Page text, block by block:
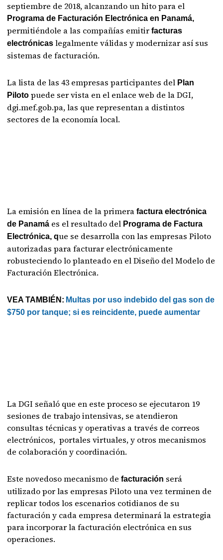
septiembre de 2018, alcanzando un hito para el
Programa de Facturación Electrónica en Panamá,
permitiéndole a las compañías emitirfacturas
electrónicas legalmente válidas y modernizar así sus
sistemas de facturación.
La lista de las 43 empresas participantes del Plan
Piloto puede ser vista en el enlace web de la DGI,
dgi.mef.gob.pa, las que representan a distintos
sectores de la economía local.
La emisión en línea de la primerafactura electrónica
de Panamá es el resultado del Programa de Factura
Electrónica, que se desarrolla con las empresas Piloto
autorizadas para facturar electrónicamente
robusteciendo lo planteado en el Diseño del Modelo de
Facturación Electrónica.
VEA TAMBIÉN: Multas por uso indebido del gas son de
$750 por tanque; si es reincidente, puede aumentar
La DGI señaló que en este proceso se ejecutaron 19
sesiones de trabajo intensivas, se atendieron
consultas técnicas y operativas a través de correos
electrónicos, portales virtuales, y otros mecanismos
de colaboración y coordinación.
Este novedoso mecanismo defacturación será
utilizado por las empresas Piloto una vez terminen de
replicar todos los escenarios cotidianos de su
facturación y cada empresa determinará la estrategia
para incorporar la facturación electrónica en sus
operaciones.